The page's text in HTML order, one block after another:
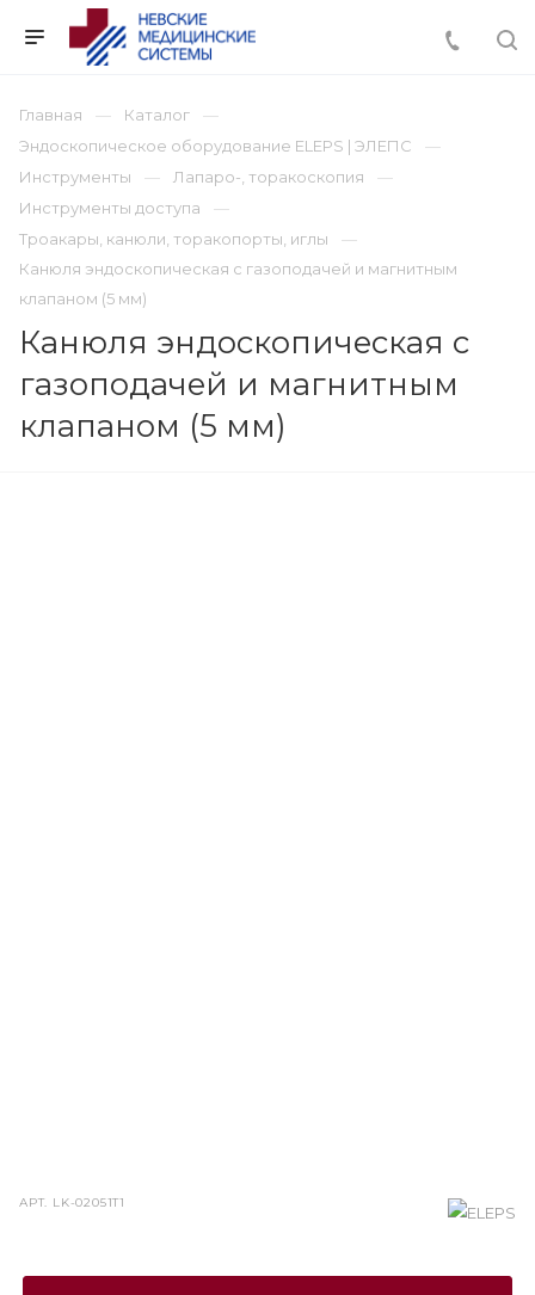
Главная
Каталог
Эндоскопическое оборудование ELEPS | ЭЛЕПС
Инструменты
Лапаро-, торакоскопия
Инструменты доступа
Троакары, канюли, торакопорты, иглы
Канюля эндоскопическая с газоподачей и магнитным
клапаном (5 мм)
Канюля эндоскопическая с
газоподачей и магнитным
клапаном (5 мм)
АРТ. LK-02051T1